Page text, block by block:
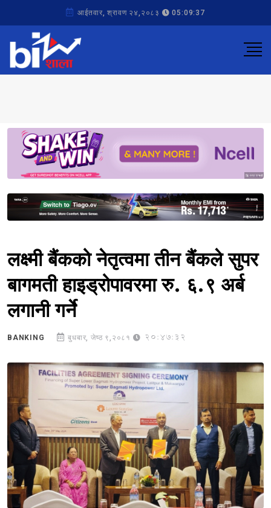
आईतवार, श्रावण २४,२०८३ 05:09:37
Sponsored
Sponsored
लक्ष्मी बैंकको नेतृत्वमा तीन बैंकले सुपर
बागमती हाइड्रोपावरमा रु. ६.९ अर्ब
लगानी गर्ने
BANKING बुधबार, जेष्ठ ९,२०८१ 20:47:32